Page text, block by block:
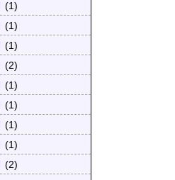
(1)
(1)
(1)
(2)
(1)
(1)
(1)
(1)
(2)